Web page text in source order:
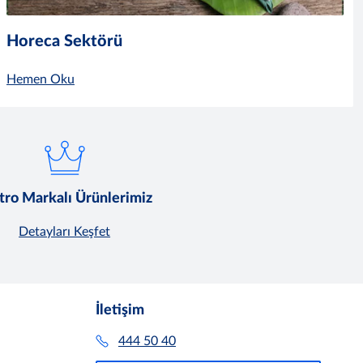
Horeca Sektörü
Hemen Oku
Markalı Ürünlerimiz
Detayları Keşfet
İletişim
444 50 40